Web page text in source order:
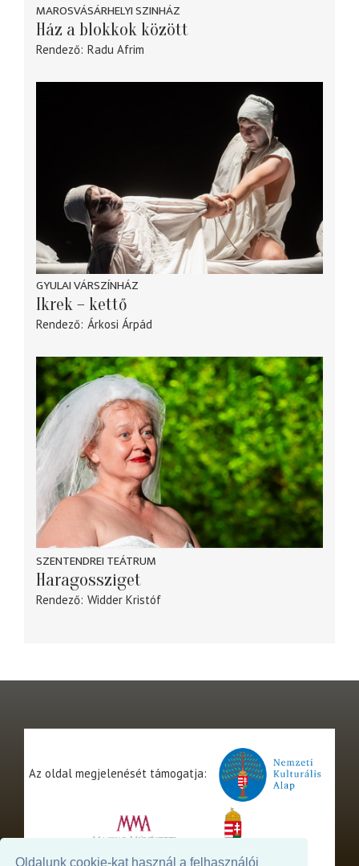
Oldalunk cookie-kat használ a felhasználói
MAROSVÁSÁRHELYI SZINHÁZ
Ház a blokkok között
Rendező Radu Afrim
GYULAI VÁRSZÍNHÁZ
Ikrek – kettő
Rendező Árkosi Árpád
SZENTENDREI TEÁTRUM
Haragossziget
Rendező Widder Kristóf
Az oldal megjelenését támogatja: